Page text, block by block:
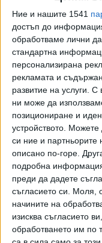
Ние и нашите 1541
достъп до
обработваме лични
стандартна
персонализирана
рекламата и
развитие на услуги. С
ни може да
позициониране и
устройството. Можете
си ние и партньорите
описано по-горе.
подробна
преди да дадете
съгласието си.
Моля,
начините на
изисква съгласието
обработването им по
КФН